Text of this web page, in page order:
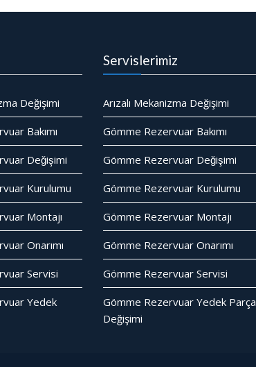
Değişimi
Bakımı
Değişimi
Kurulumu
Montajı
Onarımı
Servisi
Yedek
Servislerimiz
Arızalı Mekanizma Değişimi
Gömme Rezervuar Bakımı
Gömme Rezervuar Değişimi
Gömme Rezervuar Kurulumu
Gömme Rezervuar Montajı
Gömme Rezervuar Onarımı
Gömme Rezervuar Servisi
Gömme Rezervuar Yedek Parça
Değişimi